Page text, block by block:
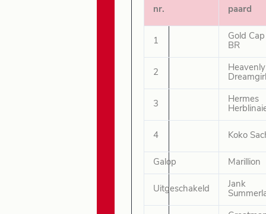
nr. paard
1
Gold Cap
BR
2
Heavenly
3
Hermes
4 Koko
Galop Marillion
Uitgeschakeld
Jank